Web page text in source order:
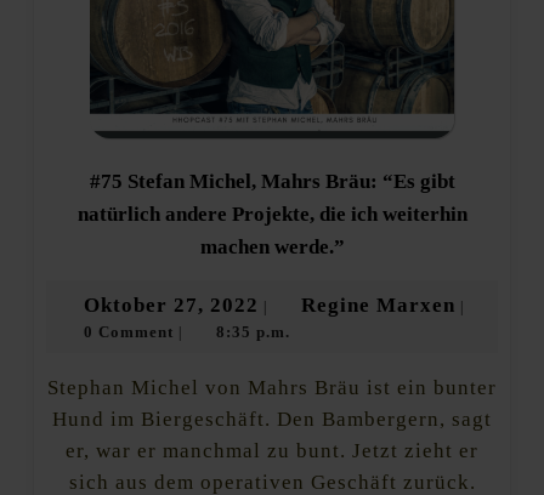
#75 Stefan Michel, Mahrs Bräu: “Es gibt
natürlich andere Projekte, die ich weiterhin
machen werde.”#75
Mahrs
gibt
natürlich
andere
Projekte,
die
Oktober 27, 2022 Oktober
27,
| Regine Marxen Regine
|
0 Comment | 8:35 p.m.
Stephan Michel von Mahrs Bräu ist ein bunter
Hund im Biergeschäft. Den Bambergern, sagt
er, war er manchmal zu bunt. Jetzt zieht er
sich aus dem operativen Geschäft zurück.